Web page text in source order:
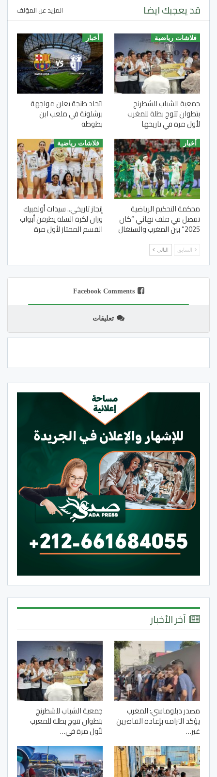
قد يعجبك ايضا المزيد عن المؤلف
فلاشات رياضية
جمعية الشباب للشطرنج
بتطوان تتوج بطلة للمغرب
لأول مرة في تاريخها
أخبار
اتحاد طنجة يعلن مواجهة
برشلونة في ملعب ابن
بطوطة
أخبار
محكمة التحكيم الرياضية
تفصل في ملف نهائي “كان
2025” بين المغرب والسنغال
فلاشات رياضية
إنجاز تاريخي.. سيدات أولمبيك
وزان لكرة السلة يطرقن أبواب
القسم الممتاز لأول مرة
السابق التالي
Facebook Comments
تعليقات
آخر الأخبار
مصدر دبلوماسي: المغرب
يؤكد التزامه بإعادة القاصرين
غير…
جمعية الشباب للشطرنج
بتطوان تتوج بطلة للمغرب
لأول مرة في…